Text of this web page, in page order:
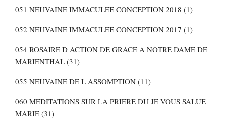
051 NEUVAINE IMMACULEE CONCEPTION 2018 (1)
052 NEUVAINE IMMACULEE CONCEPTION 2017 (1)
054 ROSAIRE D ACTION DE GRACE A NOTRE DAME DE
MARIENTHAL (31)
055 NEUVAINE DE L ASSOMPTION (11)
060 MEDITATIONS SUR LA PRIERE DU JE VOUS SALUE
MARIE (31)